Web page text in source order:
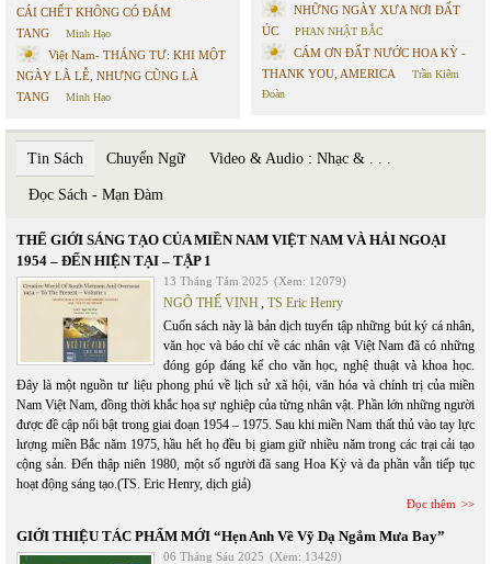
CÁI CHẾT KHÔNG CÓ ĐÁM
TANG
Minh Hạo
Việt Nam- THÁNG TƯ: KHI MỘT
NGÀY LÀ LỄ, NHƯNG CŨNG LÀ
TANG
Minh Hạo
NHỮNG NGÀY XƯA NƠI ĐẤT
ÚC
PHAN NHẬT BẮC
CÁM ƠN ĐẤT NƯỚC HOA KỲ -
THANK YOU, AMERICA
Trần Kiêm
Đoàn
Tin Sách Chuyển Ngữ Video & Audio : Nhạc & . . .
Đọc Sách - Mạn Đàm
THẾ GIỚI SÁNG TẠO CỦA MIỀN NAM VIỆT NAM VÀ HẢI NGOẠI
1954 – ĐẾN HIỆN TẠI – TẬP 1
13 Tháng Tám 2025 (Xem: 12079)
NGÔ THẾ VINH, TS Eric Henry
Cuốn sách này là bản dịch tuyển tập những bút ký cá nhân,
văn học và báo chí về các nhân vật Việt Nam đã có những
đóng góp đáng kể cho văn học, nghệ thuật và khoa học.
Đây là một nguồn tư liệu phong phú về lịch sử xã hội, văn hóa và chính trị của miền
Nam Việt Nam, đồng thời khắc họa sự nghiệp của từng nhân vật. Phần lớn những người
được đề cập nổi bật trong giai đoạn 1954 – 1975. Sau khi miền Nam thất thủ vào tay lực
lượng miền Bắc năm 1975, hầu hết họ đều bị giam giữ nhiều năm trong các trại cải tạo
cộng sản. Đến thập niên 1980, một số người đã sang Hoa Kỳ và đa phần vẫn tiếp tục
hoạt động sáng tạo.(TS. Eric Henry, dịch giả)
Đọc thêm
GIỚI THIỆU TÁC PHẨM MỚI “Hẹn Anh Về Vỹ Dạ Ngắm Mưa Bay”
06 Tháng Sáu 2025 (Xem: 13429)